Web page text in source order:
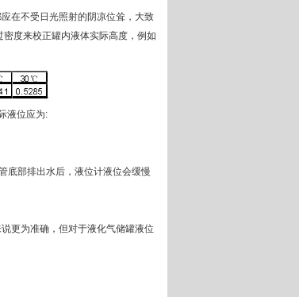
在不受日光照射的阴凉位耸，大致
度来校正罐内液体实际高度，例如
液位应为:
部排出水后，液位计液位会缓慢
更为准确，但对于液化气储罐液位